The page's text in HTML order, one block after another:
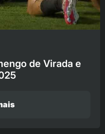
de Virada e